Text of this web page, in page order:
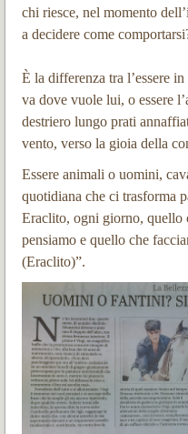
chi riesce, nel momento
a decidere come
È la differenza tra l’essere
va dove vuole lui, o essere
destriero lungo prati
vento, verso la gioia della
Essere animali o uomini,
quotidiana che ci trasforma
Eraclito, ogni giorno, quello
pensiamo e quello che
(Eraclito)”.